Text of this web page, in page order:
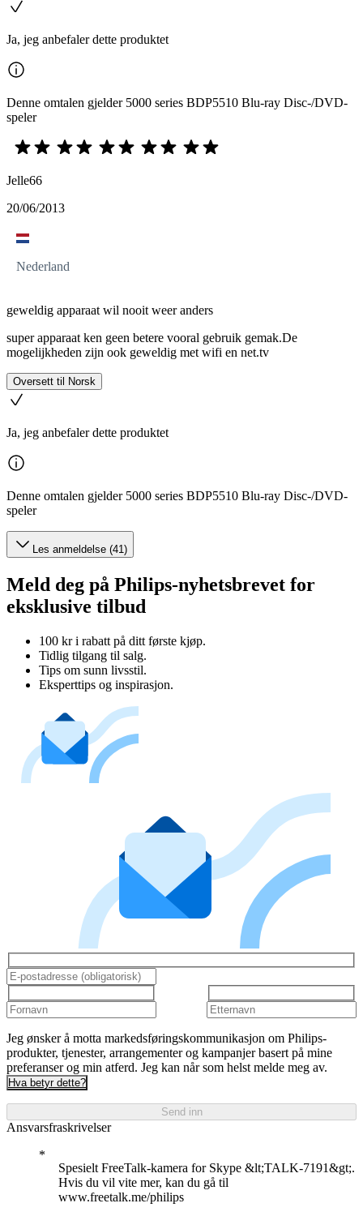
Ja, jeg anbefaler dette produktet
Denne omtalen gjelder 5000 series BDP5510 Blu-ray Disc-/DVD-
speler
Jelle66
20/06/2013
Nederland
geweldig apparaat wil nooit weer anders
super apparaat ken geen betere vooral gebruik gemak.De
mogelijkheden zijn ook geweldig met wifi en net.tv
Oversett til Norsk
Ja, jeg anbefaler dette produktet
Denne omtalen gjelder 5000 series BDP5510 Blu-ray Disc-/DVD-
speler
Les anmeldelse (41)
Meld deg på Philips-nyhetsbrevet for
eksklusive tilbud
100 kr i rabatt på ditt første kjøp.
Tidlig tilgang til salg.
Tips om sunn livsstil.
Eksperttips og inspirasjon.
Jeg ønsker å motta markedsføringskommunikasjon om Philips-
produkter, tjenester, arrangementer og kampanjer basert på mine
preferanser og min atferd. Jeg kan når som helst melde meg av.
Hva betyr dette?
Send inn
Ansvarsfraskrivelser
Spesielt FreeTalk-kamera for Skype &lt;TALK-7191&gt;.
Hvis du vil vite mer, kan du gå til
www.freetalk.me/philips